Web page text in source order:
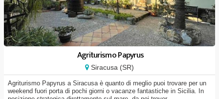
Agriturismo Papyrus
Siracusa (SR)
Agriturismo Papyrus a Siracusa è quanto di meglio puoi trovare per un
weekend fuori porta di pochi giorni o vacanze fantastiche in Sicilia. In